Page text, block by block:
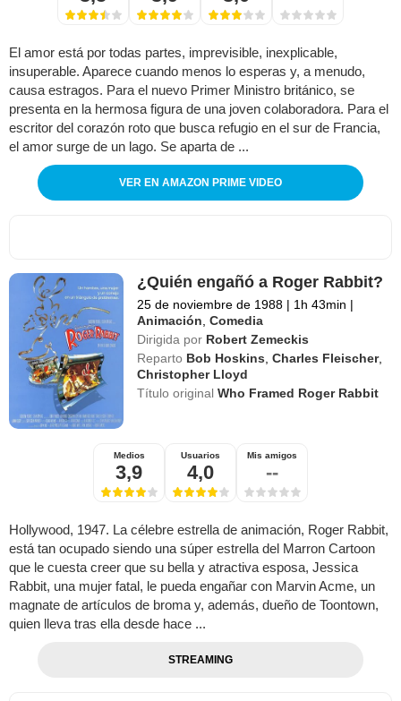
El amor está por todas partes, imprevisible, inexplicable,
insuperable. Aparece cuando menos lo esperas y, a menudo,
causa estragos. Para el nuevo Primer Ministro británico, se
presenta en la hermosa figura de una joven colaboradora. Para el
escritor del corazón roto que busca refugio en el sur de Francia,
el amor surge de un lago. Se aparta de ...
VER EN AMAZON PRIME VIDEO
¿Quién engañó a Roger Rabbit?
25 de noviembre de 1988 | 1h 43min |
Animación ,Comedia
Dirigida por Robert Zemeckis
Reparto Bob Hoskins ,Charles Fleischer,
Christopher Lloyd
Título originalWho Framed Roger Rabbit
Medios
3,9
Usuarios
4,0
Mis amigos
--
Hollywood, 1947. La célebre estrella de animación, Roger Rabbit,
está tan ocupado siendo una súper estrella del Marron Cartoon
que le cuesta creer que su bella y atractiva esposa, Jessica
Rabbit, una mujer fatal, le pueda engañar con Marvin Acme, un
magnate de artículos de broma y, además, dueño de Toontown,
quien lleva tras ella desde hace ...
STREAMING